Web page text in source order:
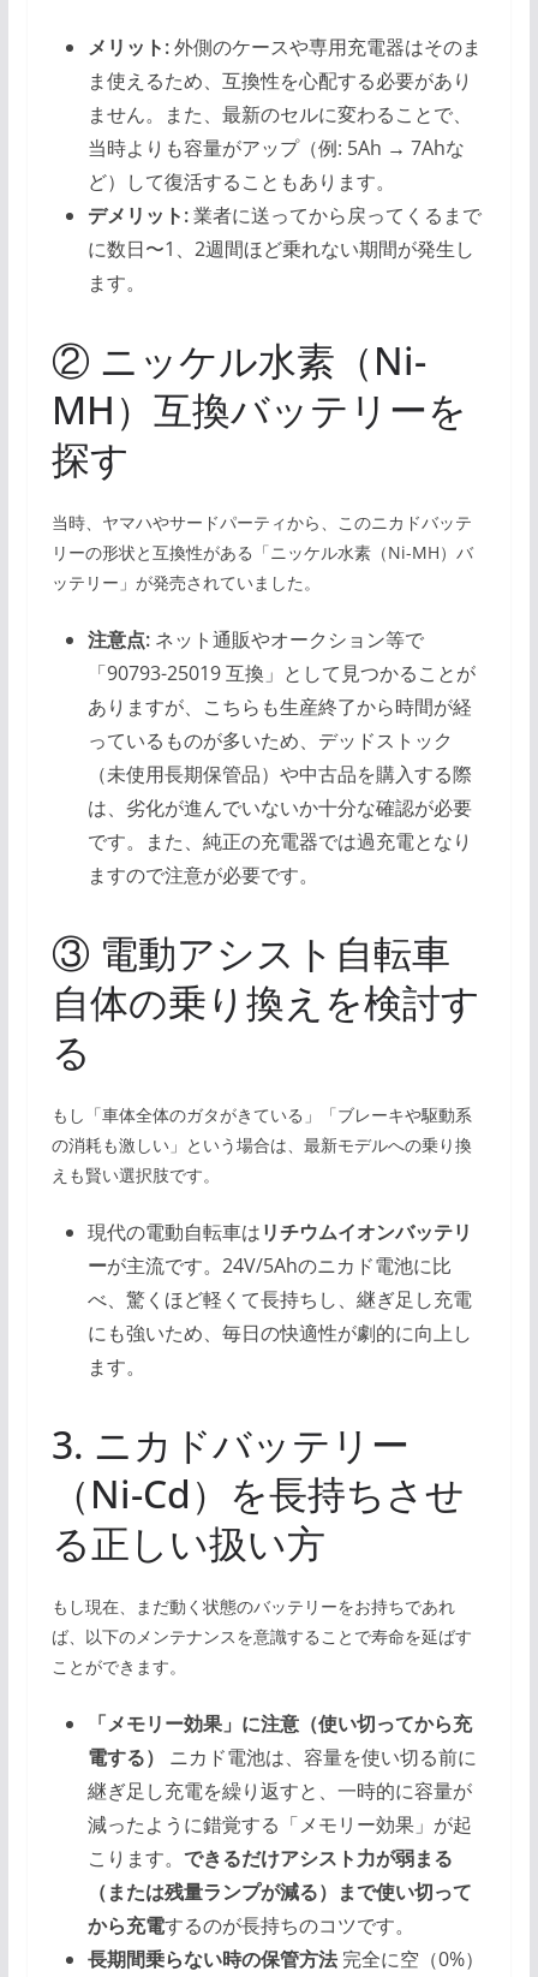
メリット:外側のケースや専用充電器はそのま
ま使えるため、互換性を心配する必要があり
ません。また、最新のセルに変わることで、
当時よりも容量がアップ（例: 5Ah → 7Ahな
ど）して復活することもあります。
デメリット:業者に送ってから戻ってくるまで
に数日〜1、2週間ほど乗れない期間が発生し
ます。
② ニッケル水素（Ni-
MH）互換バッテリーを
探す
当時、ヤマハやサードパーティから、このニカドバッテ
リーの形状と互換性がある「ニッケル水素（Ni-MH）バ
ッテリー」が発売されていました。
注意点:ネット通販やオークション等で
「90793-25019 互換」として見つかることが
ありますが、こちらも生産終了から時間が経
っているものが多いため、デッドストック
（未使用長期保管品）や中古品を購入する際
は、劣化が進んでいないか十分な確認が必要
です。また、純正の充電器では過充電となり
ますので注意が必要です。
③ 電動アシスト自転車
自体の乗り換えを検討す
る
もし「車体全体のガタがきている」「ブレーキや駆動系
の消耗も激しい」という場合は、最新モデルへの乗り換
えも賢い選択肢です。
現代の電動自転車はリチウムイオンバッテリ
ーが主流です。24V/5Ahのニカド電池に比
べ、驚くほど軽くて長持ちし、継ぎ足し充電
にも強いため、毎日の快適性が劇的に向上し
ます。
3. ニカドバッテリー
（Ni-Cd）を長持ちさせ
る正しい扱い方
もし現在、まだ動く状態のバッテリーをお持ちであれ
ば、以下のメンテナンスを意識することで寿命を延ばす
ことができます。
「メモリー効果」に注意（使い切ってから充
電する）
ニカド電池は、容量を使い切る前に
継ぎ足し充電を繰り返すと、一時的に容量が
減ったように錯覚する「メモリー効果」が起
こります。 できるだけアシスト力が弱まる
（または残量ランプが減る）まで使い切って
から充電するのが長持ちのコツです。
長期間乗らない時の保管方法完全に空（0%）